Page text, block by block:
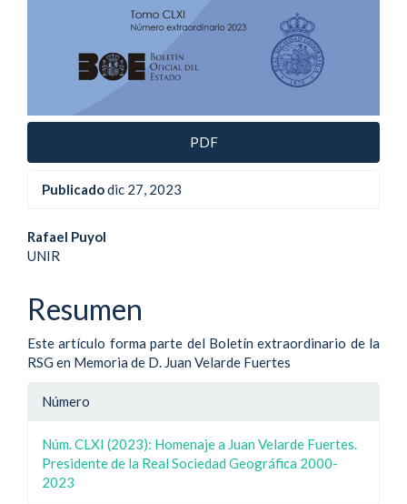
PDF
Publicadodic 27, 2023
Contenido
del
artículo
Rafael Puyol
UNIR
Resumen
Este artículo forma parte del Boletín extraordinario de la
RSG en Memoria de D. Juan Velarde Fuertes
Detalle
artículo
Número
Núm. CLXI (2023): Homenaje a Juan Velarde Fuertes.
Presidente de la Real Sociedad Geográfica 2000-
2023